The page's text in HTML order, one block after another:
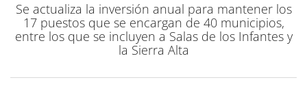
Se actualiza la inversión anual para mantener los
17 puestos que se encargan de 40 municipios,
entre los que se incluyen a Salas de los Infantes y
la Sierra Alta